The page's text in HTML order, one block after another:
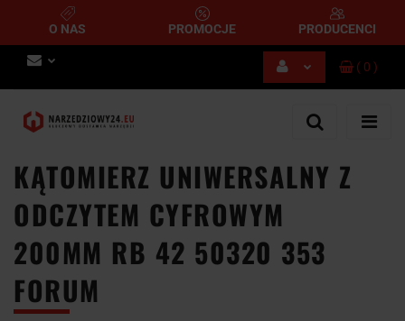
O NAS PROMOCJE PRODUCENCI
( 0 )
KĄTOMIERZ UNIWERSALNY Z
ODCZYTEM CYFROWYM
200MM RB 42 50320 353
FORUM